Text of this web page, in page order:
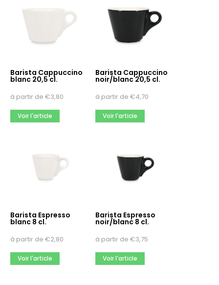
Barista Cappuccino
blanc 20,5 cl.
à partir de €3,80
Voir l'article
Barista Cappuccino
noir/blanc 20,5 cl.
à partir de€4,70
Voir l'article
Barista Espresso
blanc 8 cl.
à partir de €2,80
Voir l'article
Barista Espresso
noir/blanc 8 cl.
à partir de€3,75
Voir l'article